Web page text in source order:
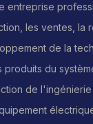
entreprise
les ventes, la
de la
du
de